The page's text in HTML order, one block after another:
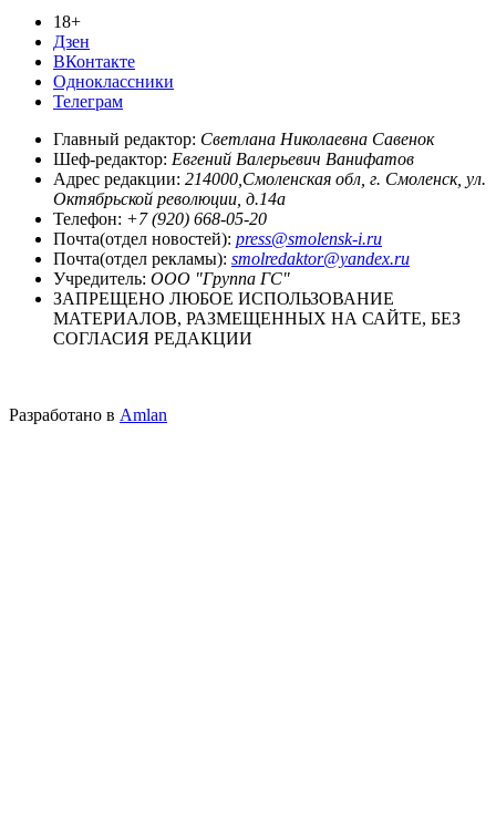
18+
Дзен
ВКонтакте
Одноклассники
Телеграм
Главный редактор: Светлана Николаевна Савенок
Шеф-редактор: Евгений Валерьевич Ванифатов
Адрес редакции: 214000,Смоленская обл, г. Смоленск, ул.
Октябрьской революции, д.14а
Телефон: +7 (920) 668-05-20
Почта(отдел новостей): press@smolensk-i.ru
Почта(отдел рекламы): smolredaktor@yandex.ru
Учредитель: ООО "Группа ГС"
ЗАПРЕЩЕНО ЛЮБОЕ ИСПОЛЬЗОВАНИЕ
МАТЕРИАЛОВ, РАЗМЕЩЕННЫХ НА САЙТЕ, БЕЗ
СОГЛАСИЯ РЕДАКЦИИ
Разработано в Amlan